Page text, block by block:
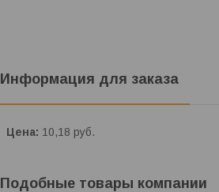
Информация для заказа
Цена: 10,18 руб.
Подобные товары компании